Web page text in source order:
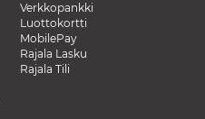
Verkkopankki
Luottokortti
MobilePay
Rajala Lasku
Rajala Tili